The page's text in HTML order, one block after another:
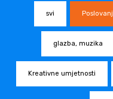
svi
glazba, muzika
Kreativne umjetnosti